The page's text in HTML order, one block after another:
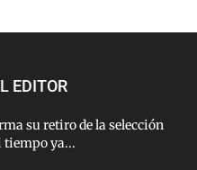
EDITOR
su retiro de la selección
tiempo ya...